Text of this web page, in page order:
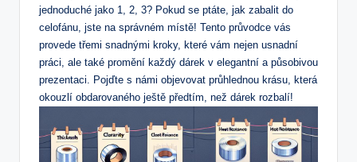
jednoduché jako 1, 2, 3? Pokud se ptáte, jak zabalit do
celofánu, jste na správném místě! Tento průvodce vás
provede třemi snadnými kroky, které vám nejen usnadní
práci, ale také promění každý dárek v elegantní a působivou
prezentaci. Pojďte s námi objevovat průhlednou krásu, která
okouzlí obdarovaného ještě předtím, než dárek rozbalí!